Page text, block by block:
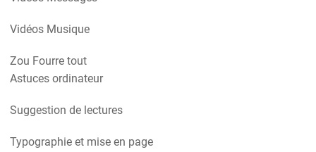
Vidéos Musique
Zou Fourre tout
Astuces ordinateur
Suggestion de lectures
Typographie et mise en page